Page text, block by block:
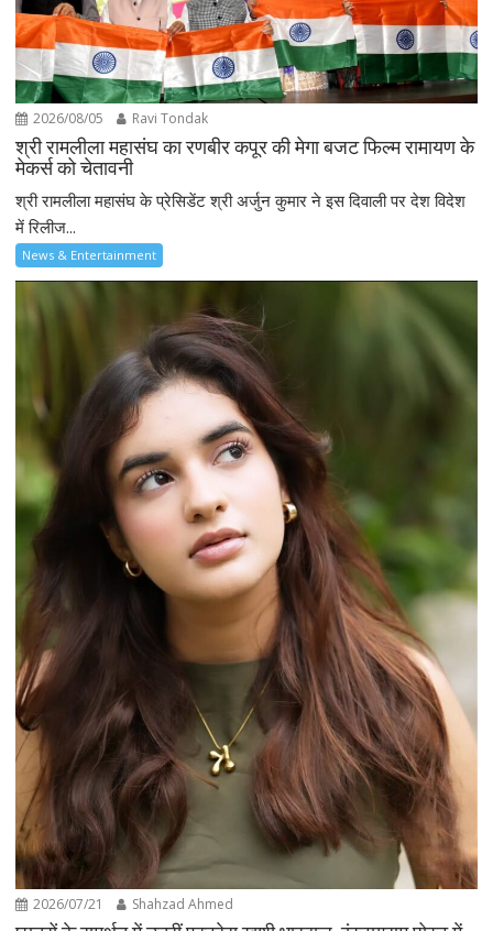
2026/08/05 Ravi Tondak
श्री रामलीला महासंघ का रणबीर कपूर की मेगा बजट फिल्म रामायण के
मेकर्स को चेतावनी
श्री रामलीला महासंघ के प्रेसिडेंट श्री अर्जुन कुमार ने इस दिवाली पर देश विदेश
में रिलीज...
News & Entertainment
2026/07/21 Shahzad Ahmed